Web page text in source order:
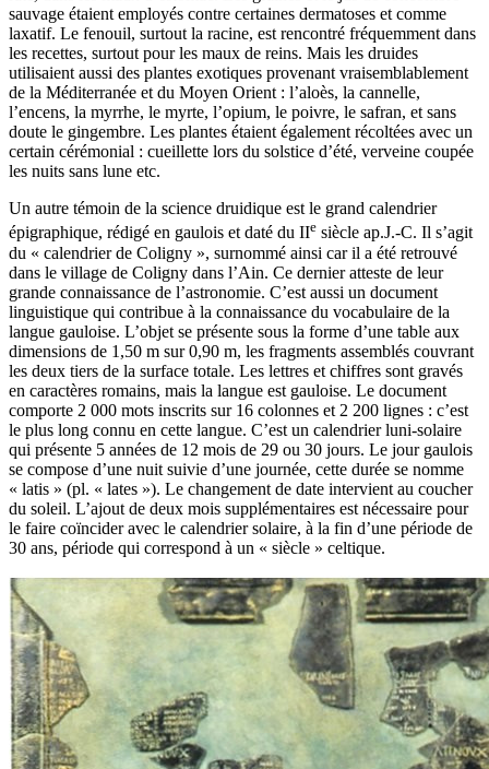
sauvage étaient employés contre certaines dermatoses et comme
laxatif. Le fenouil, surtout la racine, est rencontré fréquemment dans
les recettes, surtout pour les maux de reins. Mais les druides
utilisaient aussi des plantes exotiques provenant vraisemblablement
de la Méditerranée et du Moyen Orient : l’aloès, la cannelle,
l’encens, la myrrhe, le myrte, l’opium, le poivre, le safran, et sans
doute le gingembre. Les plantes étaient également récoltées avec un
certain cérémonial : cueillette lors du solstice d’été, verveine coupée
les nuits sans lune etc.
Un autre témoin de la science druidique est le grand calendrier
épigraphique, rédigé en gaulois et daté du IIe siècle ap.J.-C. Il s’agit
du « calendrier de Coligny », surnommé ainsi car il a été retrouvé
dans le village de Coligny dans l’Ain. Ce dernier atteste de leur
grande connaissance de l’astronomie. C’est aussi un document
linguistique qui contribue à la connaissance du vocabulaire de la
langue gauloise. L’objet se présente sous la forme d’une table aux
dimensions de 1,50 m sur 0,90 m, les fragments assemblés couvrant
les deux tiers de la surface totale. Les lettres et chiffres sont gravés
en caractères romains, mais la langue est gauloise. Le document
comporte 2 000 mots inscrits sur 16 colonnes et 2 200 lignes : c’est
le plus long connu en cette langue. C’est un calendrier luni-solaire
qui présente 5 années de 12 mois de 29 ou 30 jours. Le jour gaulois
se compose d’une nuit suivie d’une journée, cette durée se nomme
« latis » (pl. « lates »). Le changement de date intervient au coucher
du soleil. L’ajout de deux mois supplémentaires est nécessaire pour
le faire coïncider avec le calendrier solaire, à la fin d’une période de
30 ans, période qui correspond à un « siècle » celtique.